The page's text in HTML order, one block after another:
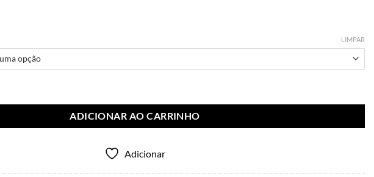
LIMPAR
ADICIONAR AO CARRINHO
Adicionar